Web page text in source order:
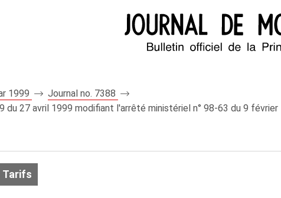
1999
Journal no. 7388
du 27 avril 1999 modifiant l'arrêté ministériel n° 98-63 du 9
Tarifs